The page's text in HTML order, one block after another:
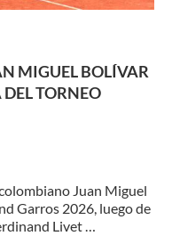
MIGUEL BOLÍVAR
DEL TORNEO
Juan Miguel
Garros 2026, luego de
Livet …